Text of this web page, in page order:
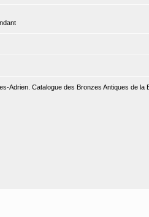
Adrien. Catalogue des Bronzes Antiques de la